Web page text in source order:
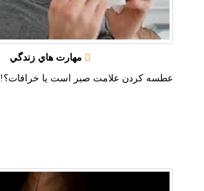
مهارت هاي زندگي
عطسه كردن علامت صبر است يا خرافات؟!